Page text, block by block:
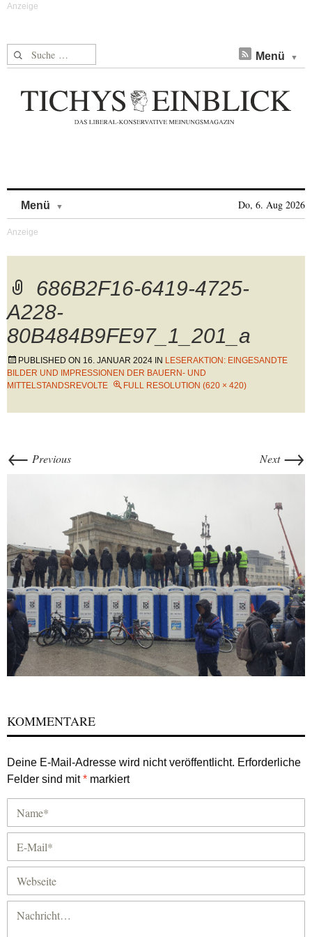
Suche nach: Menü
Menü Do, 6. Aug 2026
686B2F16-6419-4725-
A228-
80B484B9FE97_1_201_a
PUBLISHED ON 16. JANUAR 2024 IN LESERAKTION: EINGESANDTE
BILDER UND IMPRESSIONEN DER BAUERN- UND
MITTELSTANDSREVOLTE
FULL RESOLUTION (620 × 420)
← Previous Next →
KOMMENTARE
Deine E-Mail-Adresse wird nicht veröffentlicht. Erforderliche
Felder sind mit* markiert